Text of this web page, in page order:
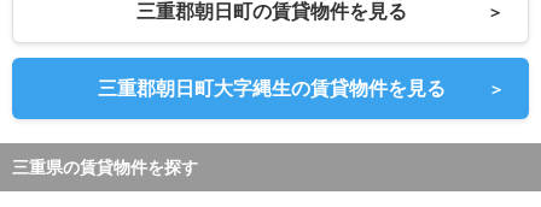
三重郡朝日町の賃貸物件を見る ＞
三重郡朝日町大字縄生の賃貸物件を見る ＞
三重県の賃貸物件を探す